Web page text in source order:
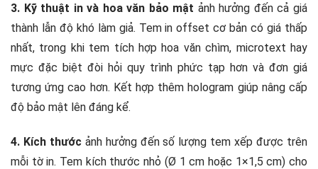
3. Kỹ thuật in và hoa văn bảo mật ảnh hưởng đến cả giá
thành lẫn độ khó làm giả. Tem in offset cơ bản có giá thấp
nhất, trong khi tem tích hợp hoa văn chìm, microtext hay
mực đặc biệt đòi hỏi quy trình phức tạp hơn và đơn giá
tương ứng cao hơn. Kết hợp thêm hologram giúp nâng cấp
độ bảo mật lên đáng kể.
4. Kích thướcảnh hưởng đến số lượng tem xếp được trên
mỗi tờ in. Tem kích thước nhỏ (Ø 1 cm hoặc 1×1,5 cm) cho